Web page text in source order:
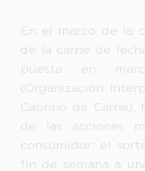
En el marco de la
de la carne de
puesta en
(Organización
Caprino de Carne),
de las acciones
consumidor: el
fin de semana a